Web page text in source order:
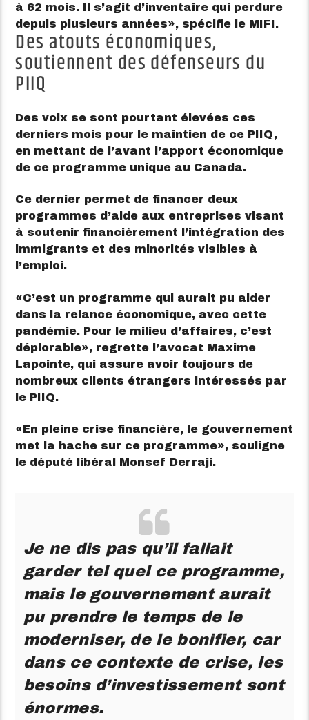
à 62 mois. Il s’agit d’inventaire qui perdure
depuis plusieurs années
, spécifie le MIFI.
Des atouts économiques,
soutiennent des défenseurs du
PIIQ
Des voix se sont pourtant élevées ces
derniers mois pour le maintien de ce PIIQ,
en mettant de l’avant l’apport économique
de ce programme unique au Canada.
Ce dernier permet de financer deux
programmes d’aide aux entreprises visant
à soutenir financièrement l’intégration des
immigrants et des minorités visibles à
l’emploi.
C’est un programme qui aurait pu aider
dans la relance économique, avec cette
pandémie. Pour le milieu d’affaires, c’est
déplorable
, regrette l’avocat Maxime
Lapointe, qui assure avoir toujours de
nombreux clients étrangers intéressés par
le PIIQ.
En pleine crise financière, le gouvernement
met la hache sur ce programme
, souligne
le député libéral Monsef Derraji.
Je ne dis pas qu’il fallait
garder tel quel ce programme,
mais le gouvernement aurait
pu prendre le temps de le
moderniser, de le bonifier, car
dans ce contexte de crise, les
besoins d’investissement sont
énormes.